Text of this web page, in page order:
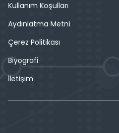
Kullanım Koşulları
Aydınlatma Metni
Çerez Politikası
Biyografi
İletişim